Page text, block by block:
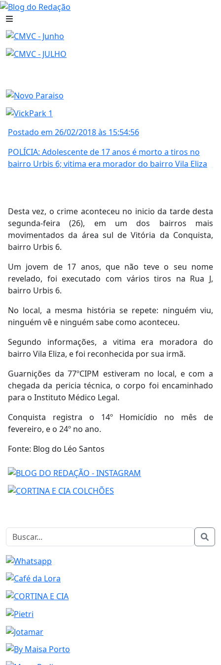
Postado em 26/02/2018 às 15:54:56
POLÍCIA: Adolescente de 17 anos é morto a tiros no
bairro Urbis 6; vitima era morador do bairro Vila Eliza
Desta vez, o crime aconteceu no inicio da tarde desta
segunda-feira (26), em um dos bairros mais
movimentados da área sul de Vitória da Conquista,
bairro Urbis 6.
Um jovem de 17 anos, que não teve o seu nome
revelado, foi executado com vários tiros na Rua J,
bairro Urbis 6.
No local, a mesma história se repete: ninguém viu,
ninguém vê e ninguém sabe como aconteceu.
Segundo informações, a vitima era moradora do
bairro Vila Eliza, e foi reconhecida por sua irmã.
Guarnições da 77ºCIPM estiveram no local, e com a
chegada da pericia técnica, o corpo foi encaminhado
para o Instituto Médico Legal.
Conquista registra o 14º Homicídio no mês de
fevereiro, e o 24º no ano.
Fonte: Blog do Léo Santos